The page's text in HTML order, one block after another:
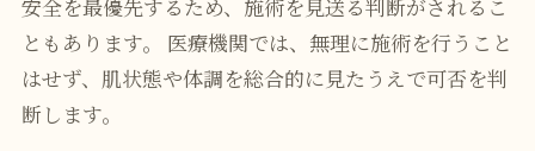
安全を最優先するため、施術を見送る判断がされるこ
ともあります。 医療機関では、無理に施術を行うこと
はせず、肌状態や体調を総合的に見たうえで可否を判
断します。